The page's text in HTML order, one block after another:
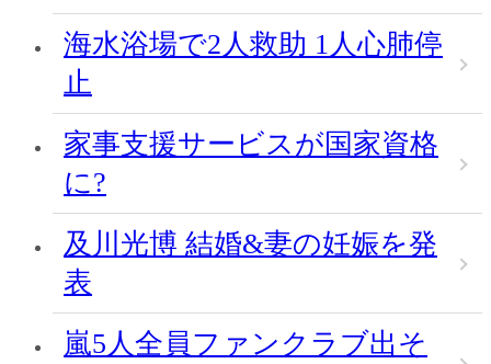
海水浴場で2人救助 1人心肺停
止
家事支援サービスが国家資格
に?
及川光博 結婚&妻の妊娠を発
表
嵐5人全員ファンクラブ出そ